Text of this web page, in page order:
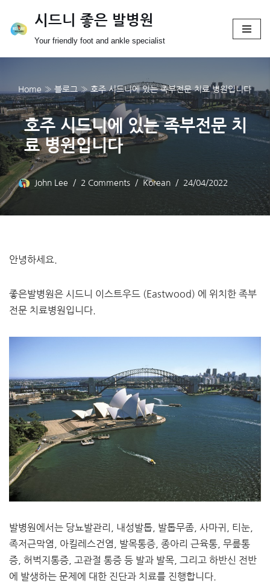
Skip
시드니 좋은 발병원
Your friendly foot and ankle specialist
Home » 블로그»호주 시드니에 있는 족부전문 치료 병원입니다
호주 시드니에 있는 족부전문 치
료 병원입니다
John Lee 2 Comments Korean 24/04/2022
안녕하세요.
좋은발병원은 시드니 이스트우드 (Eastwood) 에 위치한 족부
전문 치료병원입니다.
​발병원에서는 당뇨발관리, 내성발톱, 발톱무좀, 사마귀, 티눈,
족저근막염, 아킬레스건염, 발목통증, 종아리 근육통, 무릎통
증, 허벅지통증, 고관절 통증 등 발과 발목, 그리고 하반신 전반
에 발생하는 문제에 대한 진단과 치료를 진행합니다.